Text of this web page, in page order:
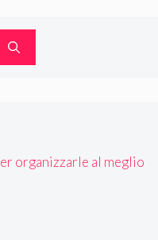
organizzarle al meglio